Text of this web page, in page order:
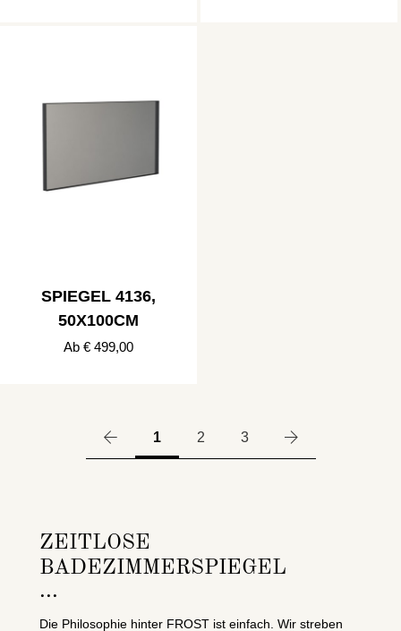
SPIEGEL 4136,
50X100CM
Ab € 499,00
1 2 3
ZEITLOSE
BADEZIMMERSPIEGEL
Die Philosophie hinter FROST ist einfach. Wir streben